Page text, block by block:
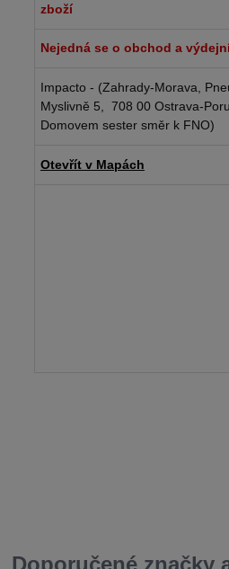
zboží
Nejedná se o obchod a
Impacto - (Zahrady-Morava,
Myslivně 5, 708 00 Ostrava-
Domovem sester směr k FNO)
Otevřít v Mapách
Doporučené značky